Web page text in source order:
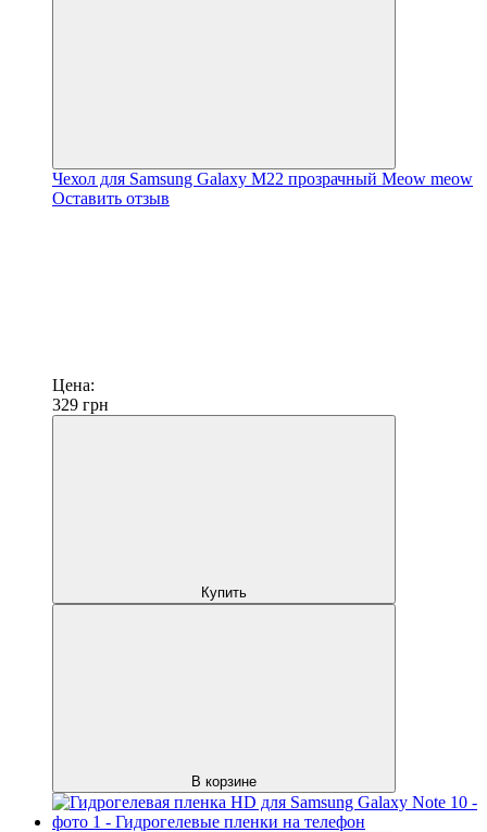
Чехол для Samsung Galaxy M22 прозрачный Meow meow
Оставить отзыв
Цена:
329 грн
Купить
В корзине